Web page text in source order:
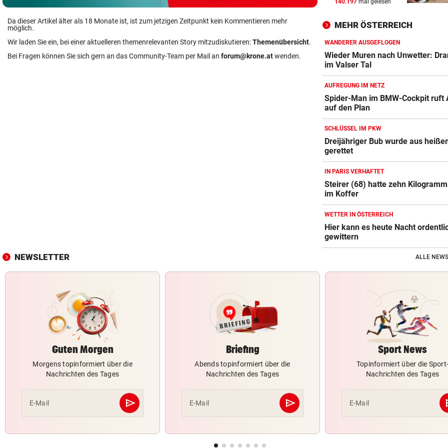
Da dieser Artikel älter als 18 Monate ist, ist zum jetzigen Zeitpunkt kein Kommentieren mehr
möglich.
Wir laden Sie ein, bei einer aktuelleren themenrelevanten Story mitzudiskutieren:Themenübersicht.
Bei Fragen können Sie sich gern an das Community-Team per Mail an forum@krone.atwenden.
SZENE SETZT SICH FEST vor
Drogenhandel explodiert im
Wiener Bezirk Mariahilf
KEIN ANTI-IRAN-PAKT vor 2
Diese drei Länder schlossen
Militär-Bündnis
TOUR DE FRANCE – DAMEN vor
Polin Niewiadoma
Mont Ventoux
140.197 mal gelesen
MEHR ÖSTERREICH
WANDERER AUSGEFLOGEN
Wieder Muren nach Unwetter:
im Valser Tal
AUFREGUNG IM NETZ
Spider-Man im BMW-Cockpit ruft
auf den Plan
SCHLÜSSEL IM PKW
Dreijähriger Bub wurde aus
gerettet
IN PARIS VERHAFTET
Steirer (68) hatte zehn
im Koffer
WETTER IN ÖSTERREICH
Hier kann es heute Nacht
gewittern
NEWSLETTER ALLE
Guten Morgen
Morgens topinformiert über die
Nachrichten des Tages
E-Mail send
Abschicken
Briefing
Abends topinformiert über die
Nachrichten des Tages
E-Mail send
Abschicken
Sport News
Topinformiert über die Sport-
Nachrichten des Tages
E-Mail